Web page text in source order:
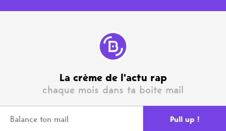
La crème de l'actu rap
chaque mois dans ta boite mail